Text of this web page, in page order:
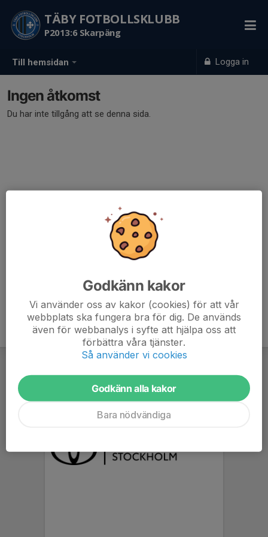
Till hemsidan Logga in
TÄBY FOTBOLLSKLUBB
P2013:6 Skarpäng
Ingen åtkomst
Du har inte tillgång att se denna sida.
Godkänn kakor
Vi använder oss av kakor (cookies) för att vår
webbplats ska fungera bra för dig. De används
även för webbanalys i syfte att hjälpa oss att
förbättra våra tjänster.
Så använder vi cookies
Godkänn alla kakor
Bara nödvändiga